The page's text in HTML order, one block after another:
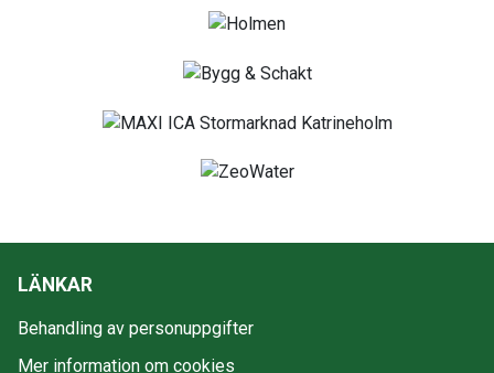
LÄNKAR
Behandling av personuppgifter
Mer information om cookies